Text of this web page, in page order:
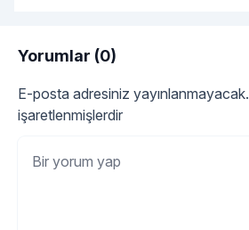
Yorumlar (0)
E-posta adresiniz yayınlanmayacak.
işaretlenmişlerdir